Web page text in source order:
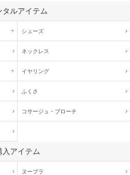
タルアイテム
シューズ
ネックレス
イヤリング
ふくさ
コサージュ・ ブローチ
入アイテム
ヌーブラ